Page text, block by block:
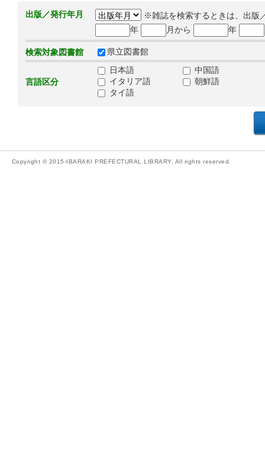
出版／発行年月
※雑誌を検索するときは、出版
年
月から 年
検索対象図書館 県立図書館
言語区分
日本語
中国語
イタリア語
朝鮮語
タイ語
Copyright © 2015-IBARAKI PREFECTURAL LIBRARY. All rights reserved.